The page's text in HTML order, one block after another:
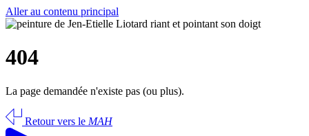
Aller au contenu principal
404
La page demandée n'existe pas (ou plus).
Retour vers le MAH